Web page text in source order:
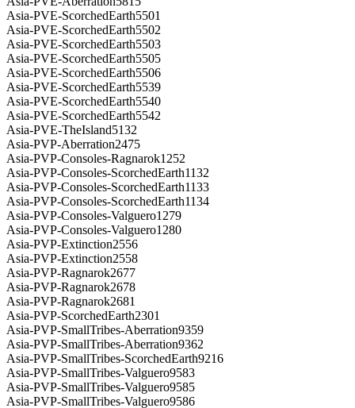
Asia-PVE-ScorchedEarth5501
Asia-PVE-ScorchedEarth5502
Asia-PVE-ScorchedEarth5503
Asia-PVE-ScorchedEarth5505
Asia-PVE-ScorchedEarth5506
Asia-PVE-ScorchedEarth5539
Asia-PVE-ScorchedEarth5540
Asia-PVE-ScorchedEarth5542
Asia-PVE-TheIsland5132
Asia-PVP-Aberration2475
Asia-PVP-Consoles-Ragnarok1252
Asia-PVP-Consoles-ScorchedEarth1132
Asia-PVP-Consoles-ScorchedEarth1133
Asia-PVP-Consoles-ScorchedEarth1134
Asia-PVP-Consoles-Valguero1279
Asia-PVP-Consoles-Valguero1280
Asia-PVP-Extinction2556
Asia-PVP-Extinction2558
Asia-PVP-Ragnarok2677
Asia-PVP-Ragnarok2678
Asia-PVP-Ragnarok2681
Asia-PVP-ScorchedEarth2301
Asia-PVP-SmallTribes-Aberration9359
Asia-PVP-SmallTribes-Aberration9362
Asia-PVP-SmallTribes-ScorchedEarth9216
Asia-PVP-SmallTribes-Valguero9583
Asia-PVP-SmallTribes-Valguero9585
Asia-PVP-SmallTribes-Valguero9586